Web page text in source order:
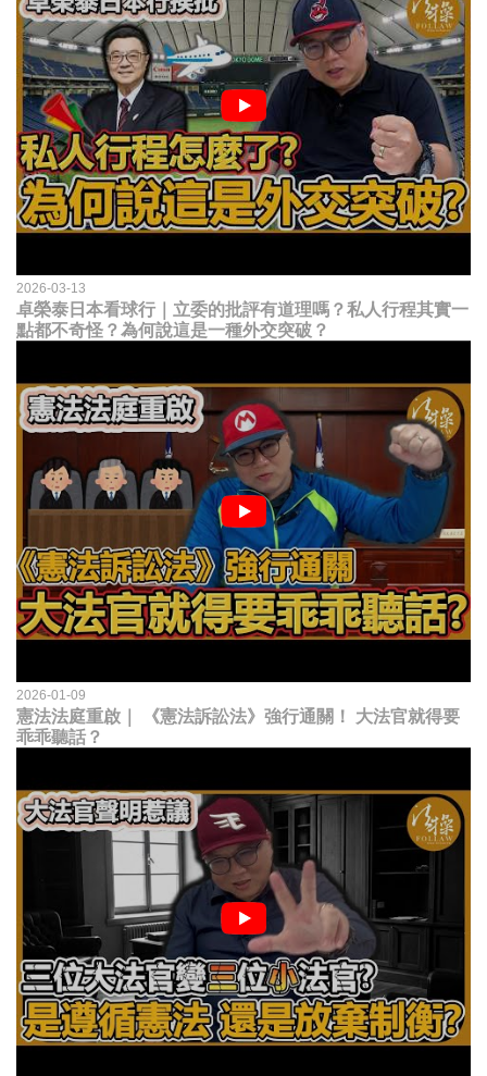
2026-03-13
卓榮泰日本看球行｜立委的批評有道理嗎？私人行程其實一
點都不奇怪？為何說這是一種外交突破？
2026-01-09
憲法法庭重啟｜ 《憲法訴訟法》強行通關！ 大法官就得要
乖乖聽話？